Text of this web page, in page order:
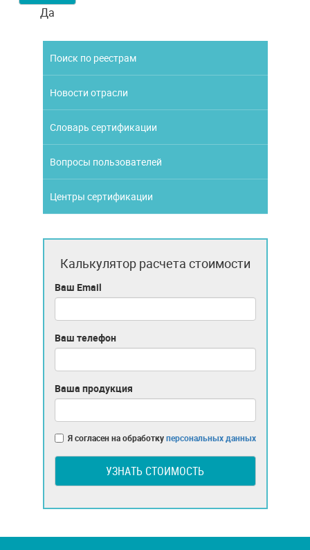
Да
Поиск по реестрам
Новости отрасли
Словарь сертификации
Вопросы пользователей
Центры сертификации
Калькулятор расчета стоимости
Ваш Email
Ваш телефон
Ваша продукция
Я согласен на обработкуперсональных данных
УЗНАТЬ СТОИМОСТЬ